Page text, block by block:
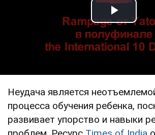
Play
Неудача является
процесса обучения ребенка,
развивает упорство и навыки